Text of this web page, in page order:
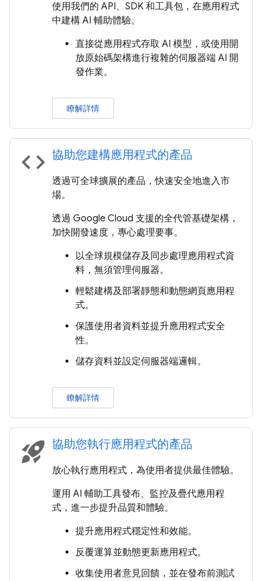
使用我們的 API、SDK 和工具包，在應用程式
中建構 AI 輔助體驗。
直接從應用程式存取 AI 模型，或使用開
放原始碼架構進行複雜的伺服器端 AI 開
發作業。
瞭解詳情
code 協助您建構應用程式的產品
透過可全球擴展的產品，快速安全地進入市
場。
透過 Google Cloud 支援的全代管基礎架構，
加快開發速度，專心處理要事。
以全球規模儲存及同步處理應用程式資
料，無須管理伺服器。
輕鬆建構及部署靜態和動態網頁應用程
式。
保護使用者資料並提升應用程式安全
性。
儲存資料並設定伺服器端邏輯。
瞭解詳情
rocket_launch 協助您執行應用程式的產品
放心執行應用程式，為使用者提供最佳體驗。
運用 AI 輔助工具發布、監控及疊代應用程
式，進一步提升品質和體驗。
提升應用程式穩定性和效能。
反覆運算並動態更新應用程式。
收集使用者意見回饋，並在發布前測試